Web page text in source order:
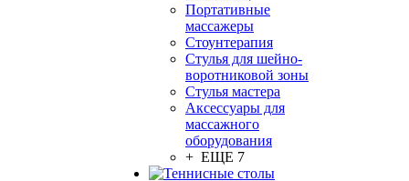
Портативные
массажеры
Стоунтерапия
Стулья для шейно-
воротниковой зоны
Стулья мастера
Аксессуары для
массажного
оборудования
+ ЕЩЕ 7